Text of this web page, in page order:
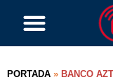
PORTADA » BANCO